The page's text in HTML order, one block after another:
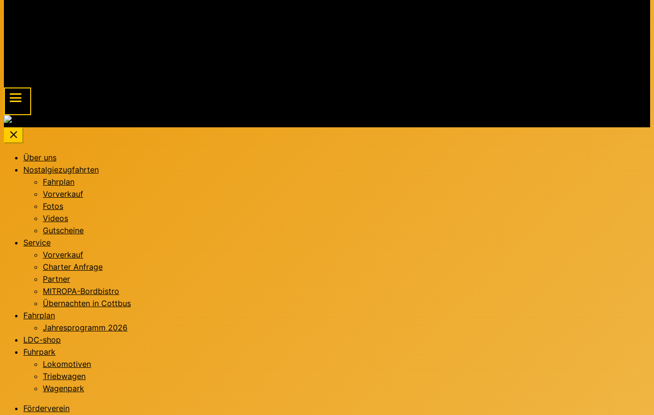
Über uns
Nostalgiezugfahrten
Fahrplan
Vorverkauf
Fotos
Videos
Gutscheine
Service
Vorverkauf
Charter Anfrage
Partner
MITROPA-Bordbistro
Übernachten in Cottbus
Fahrplan
Jahresprogramm 2026
LDC-shop
Fuhrpark
Lokomotiven
Triebwagen
Wagenpark
Förderverein